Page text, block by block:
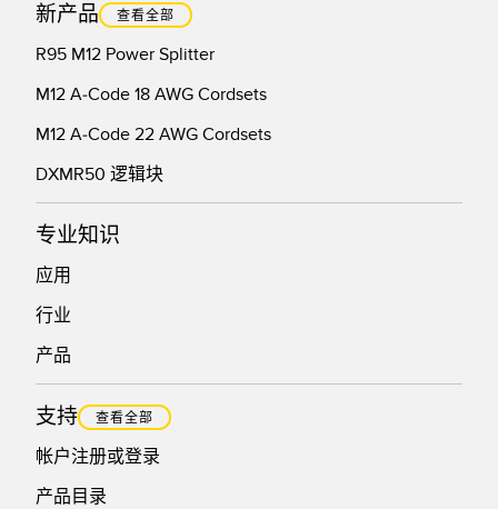
新产品 查看全部
R95 M12 Power Splitter
M12 A-Code 18 AWG Cordsets
M12 A-Code 22 AWG Cordsets
DXMR50 逻辑块
专业知识
应用
行业
产品
支持 查看全部
帐户注册或登录
产品目录